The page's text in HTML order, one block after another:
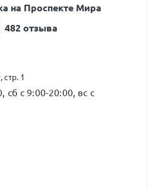
на Проспекте Мира
482 отзыва
1
сб с 9:00-20:00, вс с